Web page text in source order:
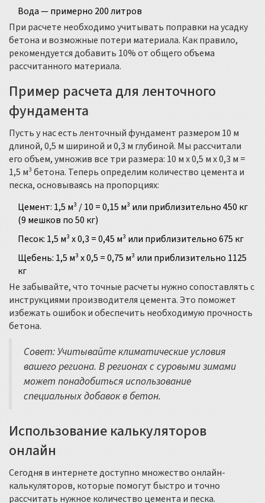
Вода — примерно 200 литров
При расчете необходимо учитывать поправки на усадку
бетона и возможные потери материала. Как правило,
рекомендуется добавить 10% от общего объема
рассчитанного материала.
Пример расчета для ленточного
фундамента
Пусть у нас есть ленточный фундамент размером 10 м
длиной, 0,5 м шириной и 0,3 м глубиной. Мы рассчитали
его объем, умножив все три размера: 10 м x 0,5 м x 0,3 м =
1,5 м³ бетона. Теперь определим количество цемента и
песка, основываясь на пропорциях:
Цемент: 1,5 м³ / 10 = 0,15 м³ или приблизительно 450 кг
(9 мешков по 50 кг)
Песок: 1,5 м³ x 0,3 = 0,45 м³ или приблизительно 675 кг
Щебень: 1,5 м³ x 0,5 = 0,75 м³ или приблизительно 1125
кг
Не забывайте, что точные расчеты нужно сопоставлять с
инструкциями производителя цемента. Это поможет
избежать ошибок и обеспечить необходимую прочность
бетона.
Совет: Учитывайте климатические условия
вашего региона. В регионах с суровыми зимами
может понадобиться использование
специальных добавок в бетон.
Использование калькуляторов
онлайн
Сегодня в интернете доступно множество онлайн-
калькуляторов, которые помогут быстро и точно
рассчитать нужное количество цемента и песка.